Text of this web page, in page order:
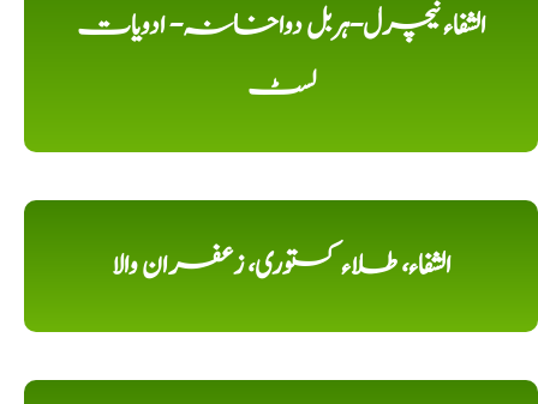
الشفاء نیچرل-ہربل دواخانہ- ادویات
لسٹ
الشفاء، طلاء کستوری، زعفران والا